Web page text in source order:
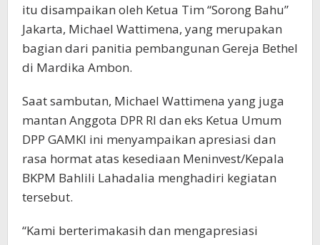
itu disampaikan oleh Ketua Tim “Sorong Bahu”
Jakarta, Michael Wattimena, yang merupakan
bagian dari panitia pembangunan Gereja Bethel
di Mardika Ambon.
Saat sambutan, Michael Wattimena yang juga
mantan Anggota DPR RI dan eks Ketua Umum
DPP GAMKI ini menyampaikan apresiasi dan
rasa hormat atas kesediaan Meninvest/Kepala
BKPM Bahlili Lahadalia menghadiri kegiatan
tersebut.
“Kami berterimakasih dan mengapresiasi